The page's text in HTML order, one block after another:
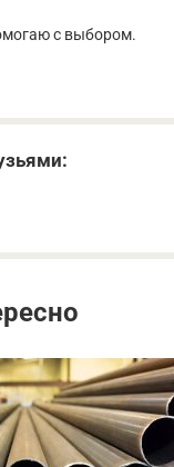
с выбором.